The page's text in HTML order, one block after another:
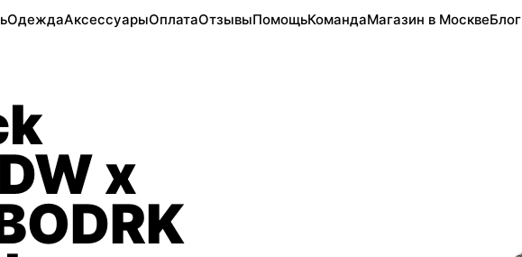
ОдеждаАксессуарыОплатаОтзывыПомощьКомандаМагазин в МосквеБлог
x